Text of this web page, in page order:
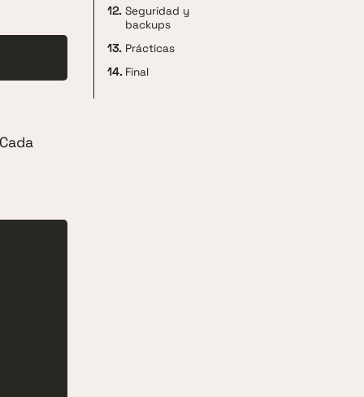
12. Seguridad y
backups
13. Prácticas
14. Final